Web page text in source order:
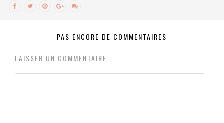
PAS ENCORE DE COMMENTAIRES
LAISSER UN COMMENTAIRE